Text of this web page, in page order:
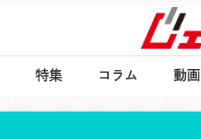
特集 コラム 動画